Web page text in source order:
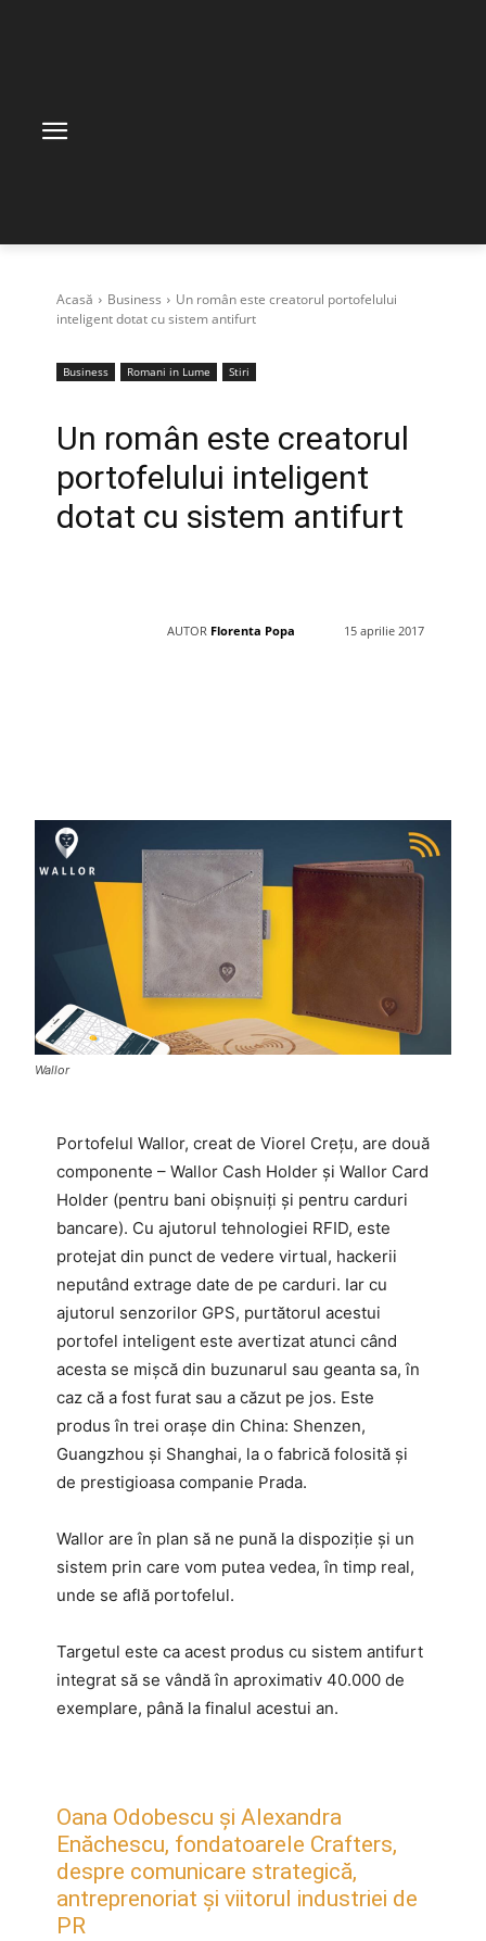
Acasă Business
Un român este creatorul portofelului
inteligent dotat cu sistem antifurt
Business Romani in Lume Stiri
Un român este creatorul
portofelului inteligent
dotat cu sistem antifurt
AUTOR Florenta Popa 15 aprilie 2017
Wallor
Portofelul Wallor, creat de Viorel Crețu, are două
componente – Wallor Cash Holder și Wallor Card
Holder (pentru bani obișnuiți și pentru carduri
bancare). Cu ajutorul tehnologiei RFID, este
protejat din punct de vedere virtual, hackerii
neputând extrage date de pe carduri. Iar cu
ajutorul senzorilor GPS, purtătorul acestui
portofel inteligent este avertizat atunci când
acesta se mișcă din buzunarul sau geanta sa, în
caz că a fost furat sau a căzut pe jos. Este
produs în trei orașe din China: Shenzen,
Guangzhou și Shanghai, la o fabrică folosită și
de prestigioasa companie Prada.
Wallor are în plan să ne pună la dispoziție și un
sistem prin care vom putea vedea, în timp real,
unde se află portofelul.
Targetul este ca acest produs cu sistem antifurt
integrat să se vândă în aproximativ 40.000 de
exemplare, până la finalul acestui an.
Oana Odobescu și Alexandra
Enăchescu, fondatoarele Crafters,
despre comunicare strategică,
antreprenoriat și viitorul industriei de
PR